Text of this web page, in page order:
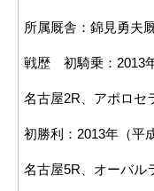
所属厩舎：錦見勇夫
戦歴 初騎乗：2013
名古屋2R、アポロセ
初勝利：2013年（平
名古屋5R、オーバル